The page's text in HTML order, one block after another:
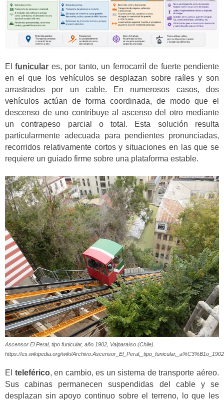
Elfunicular es, por tanto, un ferrocarril de fuerte pendiente
en el que los vehículos se desplazan sobre raíles y son
arrastrados por un cable. En numerosos casos, dos
vehículos actúan de forma coordinada, de modo que el
descenso de uno contribuye al ascenso del otro mediante
un contrapeso parcial o total. Esta solución resulta
particularmente adecuada para pendientes pronunciadas,
recorridos relativamente cortos y situaciones en las que se
requiere un guiado firme sobre una plataforma estable.
Ascensor El Peral, tipo funicular, año 1902, Valparaíso (Chile).
https://es.wikipedia.org/wiki/
El teleférico, en cambio, es un sistema de transporte aéreo.
Sus cabinas permanecen suspendidas del cable y se
desplazan sin apoyo continuo sobre el terreno, lo que les